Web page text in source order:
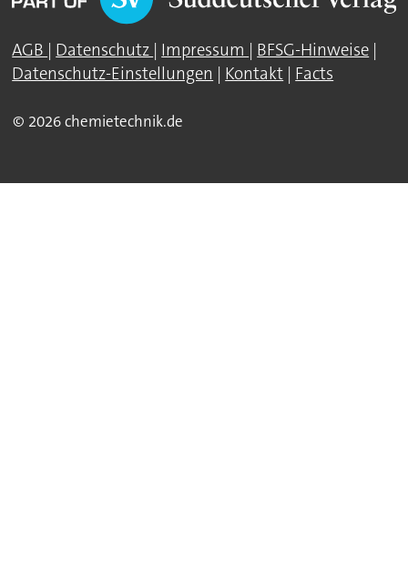
AGB | Datenschutz | Impressum | BFSG-Hinweise |
Datenschutz-Einstellungen | Kontakt | Facts
© 2026 chemietechnik.de